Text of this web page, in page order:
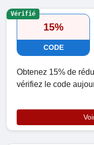
15%
CODE
Obtenez 15% de
vérifiez le code
Vérifié